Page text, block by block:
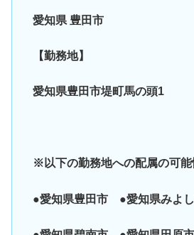
愛知県 豊田市
【勤務地】
愛知県豊田市堤町馬の頭1
※以下の勤務地への配属の可能
●愛知県豊田市 ●愛知県みよ